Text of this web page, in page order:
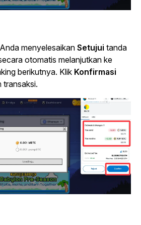
menyelesaikan Setujui tanda
otomatis melanjutkan ke
berikutnya. Klik Konfirmasi
transaksi.